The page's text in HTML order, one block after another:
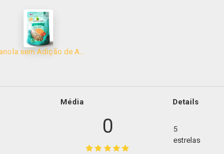
Média
0
Details
5
estrelas